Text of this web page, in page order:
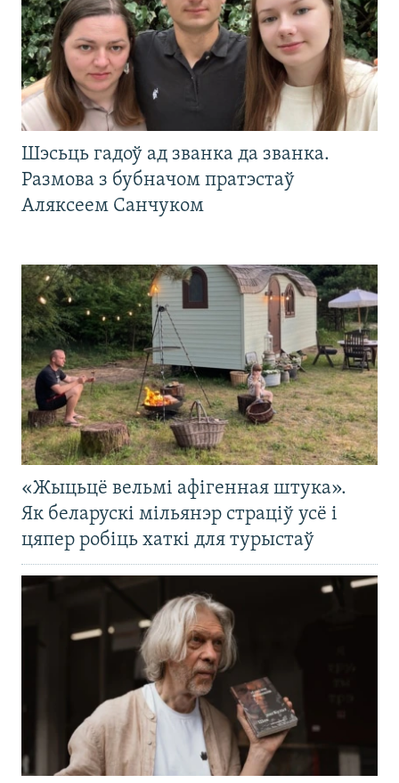
Шэсьць гадоў ад званка да званка.
Размова з бубначом пратэстаў
Аляксеем Санчуком
«Жыцьцё вельмі афігенная штука».
Як беларускі мільянэр страціў усё і
цяпер робіць хаткі для турыстаў